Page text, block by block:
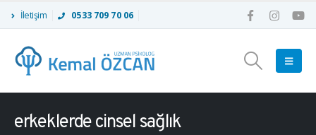
İletişim 0533 709 70 06
erkeklerde cinsel sağlık